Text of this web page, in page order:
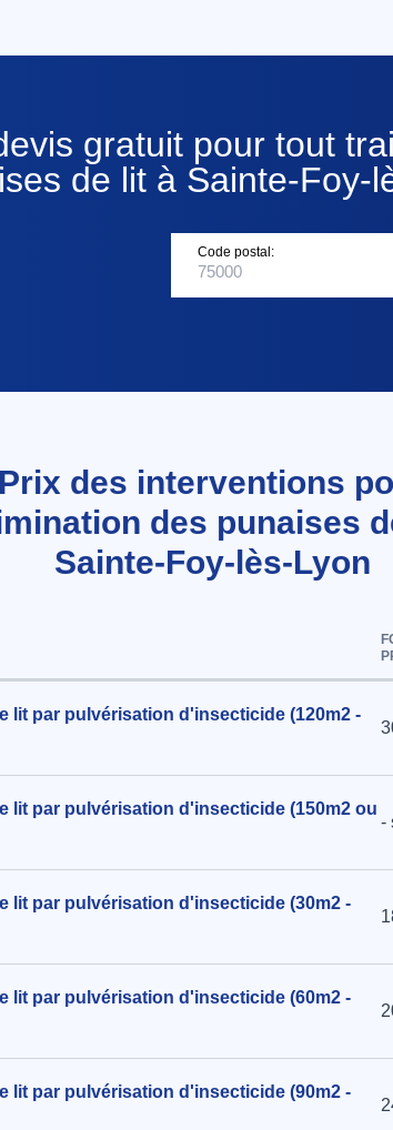
gratuit pour tout
de lit à Sainte-Foy-
Code postal:
Prix des interventions
des punaises
Sainte-Foy-lès-Lyon
lit par pulvérisation d'insecticide (120m2 -
lit par pulvérisation d'insecticide (150m2 ou
-
lit par pulvérisation d'insecticide (30m2 -
lit par pulvérisation d'insecticide (60m2 -
lit par pulvérisation d'insecticide (90m2 -